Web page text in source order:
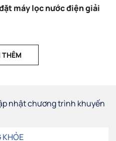
máy lọc nước điện giải
THÊM
nhật chương trình khuyến
KHỎE